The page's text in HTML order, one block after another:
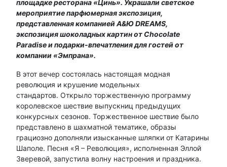
площадке ресторана «Цинь». Украшали светское
мероприятие парфюмерная экспозиция,
представленная компанией А&Ю DREAMS,
экспозиция шоколадных картин от Chocolate
Paradise и подарки-впечатления для гостей от
компании «Эмпрана».
В этот вечер состоялась настоящая модная
революция и крушение модельных
стандартов. Открыло торжественную программу
королевское шествие выпускниц предыдущих
конкурсных сезонов. Торжественное шествие было
представлено в шахматной тематике, образы
грациозно дополняли изысканные шляпки от Катарины
Шаполе. Песня «Я – Революция», исполненная Эллой
Зверевой, запустила волну настроения и праздника.